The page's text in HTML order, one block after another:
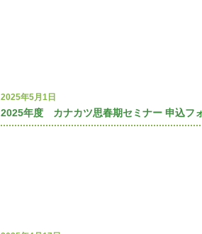
2025年5月1日
2025年度 カナカツ思春期セミナー 申込フ